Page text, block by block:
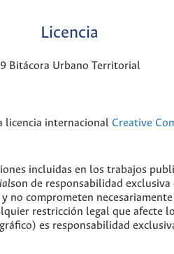
Licencia
Bitácora Urbano Territorial
licencia internacional Creative
incluidas en los trabajos
son de responsabilidad exclusiva
no comprometen
restricción legal que afecte
es responsabilidad